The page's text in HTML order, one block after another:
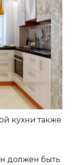
кухни также
должен быть